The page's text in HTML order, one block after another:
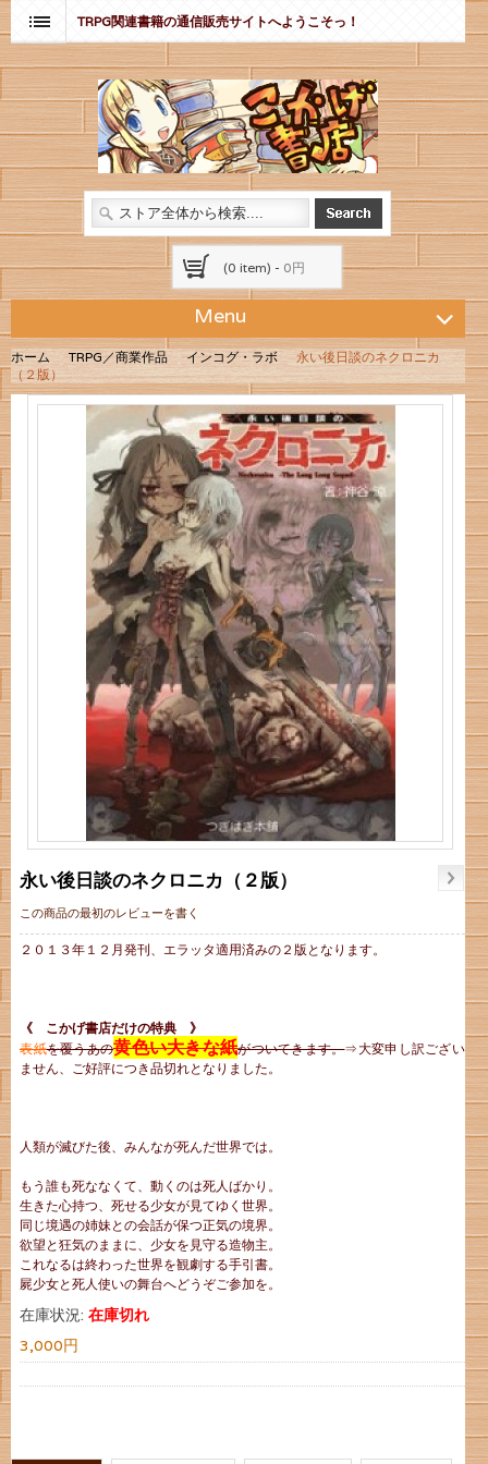
TRPG関連書籍の通信販売サイトへようこそっ！
(0 item) - 0円
Menu
ホーム TRPG／商業作品 インコグ・ラボ
永い後日談のネクロニカ
（２版）
永い後日談のネクロニカ（２版）
この商品の最初のレビューを書く
２０１３年１２月発刊、エラッタ適用済みの２版となります。
《 こかげ書店だけの特典 》
表紙を覆うあの黄色い大きな紙がついてきます。⇒大変申し訳ござい
ません、ご好評につき品切れとなりました。
人類が滅びた後、みんなが死んだ世界では。
もう誰も死ななくて、動くのは死人ばかり。
生きた心持つ、死せる少女が見てゆく世界。
同じ境遇の姉妹との会話が保つ正気の境界。
欲望と狂気のままに、少女を見守る造物主。
これなるは終わった世界を観劇する手引書。
屍少女と死人使いの舞台へどうぞご参加を。
在庫状況:在庫切れ
3,000円